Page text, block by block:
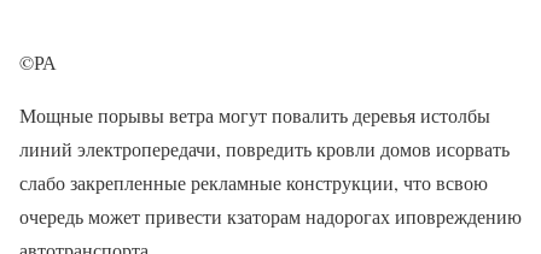
©РА
Мощные порывы ветра могут повалить деревья истолбы
линий электропередачи, повредить кровли домов исорвать
слабо закрепленные рекламные конструкции, что всвою
очередь может привести кзаторам надорогах иповреждению